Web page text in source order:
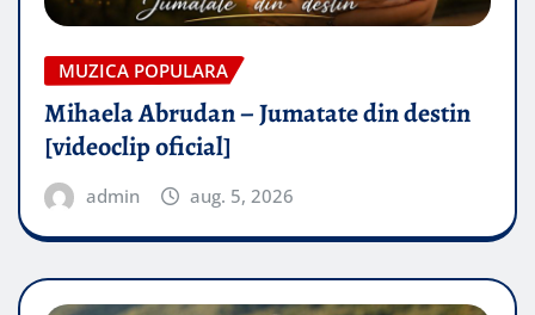
MUZICA POPULARA
Mihaela Abrudan – Jumatate din destin
[videoclip oficial]
admin aug. 5, 2026